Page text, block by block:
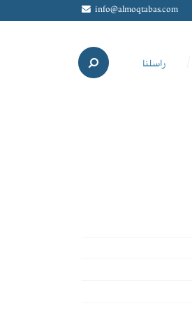
info@almoqtabas.com
راسلنا